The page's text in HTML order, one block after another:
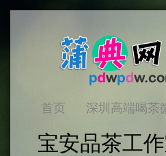
首页 深圳高端喝茶
宝安品茶工